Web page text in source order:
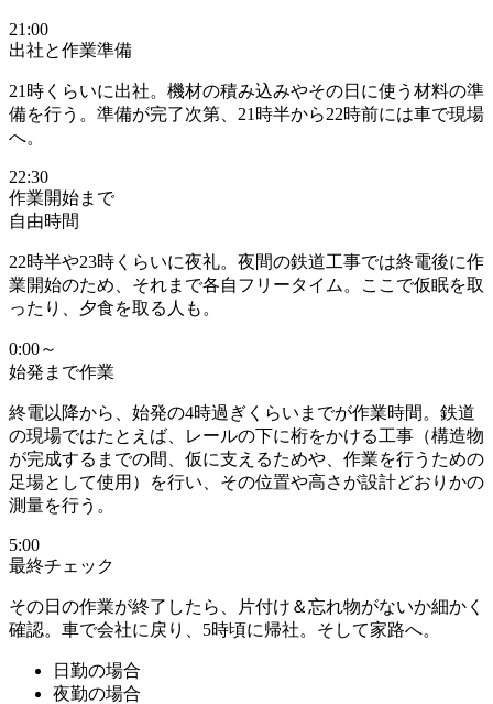
21:00
出社と作業準備
21時くらいに出社。 機材の積み込みやその日に使う材料の準
備を行う。準備が完了次第、21時半から22時前には車で現場
へ。
22:30
作業開始まで
自由時間
22時半や23時くらいに夜礼。夜間の鉄道工事では終電後に作
業開始のため、それまで各自フリータイム。ここで仮眠を取
ったり、夕食を取る人も。
0:00～
始発まで作業
終電以降から、始発の4時過ぎくらいまでが作業時間。鉄道
の現場ではたとえば、
レールの下に桁をかける工事（構造物
が完成するまでの間、仮に支えるためや、作業を行うための
足場として使用）
を行い、その位置や高さが設計どおりかの
測量を行う。
5:00
最終チェック
その日の作業が終了したら、片付け＆忘れ物がないか細かく
確認。 車で会社に戻り、5時頃に帰社。そして家路へ。
日勤の場合
夜勤の場合